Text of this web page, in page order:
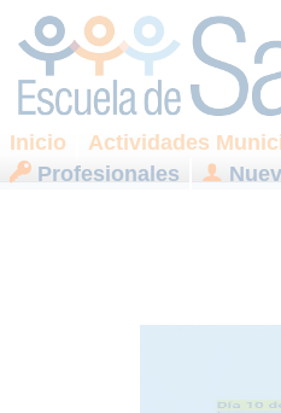
Inicio Actividades
Profesionales